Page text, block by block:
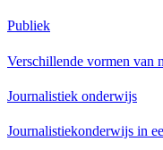
Publiek
Verschillende vormen van
Journalistiek onderwijs
Journalistiekonderwijs in